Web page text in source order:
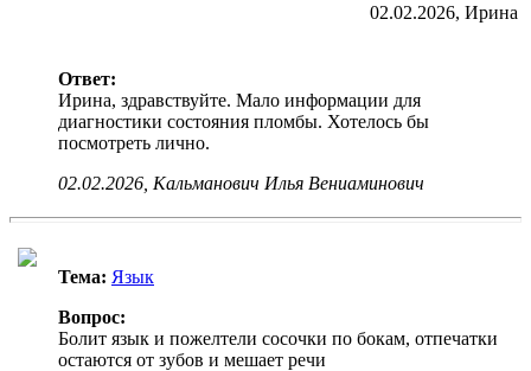
02.02.2026, Ирина
Ответ:
Ирина, здравствуйте. Мало информации для
диагностики состояния пломбы. Хотелось бы
посмотреть лично.
02.02.2026, Кальманович Илья Вениаминович
Тема: Язык
Вопрос:
Болит язык и пожелтели сосочки по бокам, отпечатки
остаются от зубов и мешает речи